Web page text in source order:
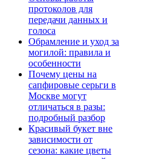
протоколов для
передачи данных и
голоса
Обрамление и уход за
могилой: правила и
особенности
Почему цены на
сапфировые серьги в
Москве могут
отличаться в разы:
подробный разбор
Красивый букет вне
зависимости от
сезона: какие цветы